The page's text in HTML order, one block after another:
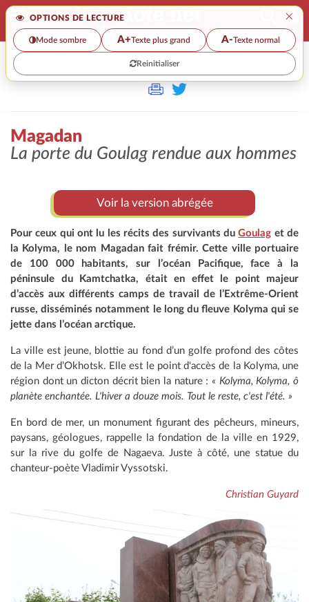
OPTIONS DE LECTURE ×
Mode sombre A+Texte plus grand A-Texte normal
Reinitialiser
>
Magadan
La porte du Goulag rendue aux hommes
Voir la version abrégée
Pour ceux qui ont lu les récits des survivants duGoulag et de
la Kolyma, le nom Magadan fait frémir. Cette ville portuaire
de 100 000 habitants, sur l’océan Pacifique, face à la
péninsule du Kamtchatka, était en effet le point majeur
d’accès aux différents camps de travail de l’Extrême-Orient
russe, disséminés notamment le long du fleuve Kolyma qui se
jette dans l’océan arctique.
La ville est jeune, blottie au fond d’un golfe profond des côtes
de la Mer d’Okhotsk. Elle est le point d'accès de la Kolyma, une
région dont un dicton décrit bien la nature : « Kolyma, Kolyma, ô
planète enchantée. L'hiver a douze mois. Tout le reste, c'est l'été. »
En bord de mer, un monument figurant des pêcheurs, mineurs,
paysans, géologues, rappelle la fondation de la ville en 1929,
sur la rive du golfe de Nagaeva. Juste à côté, une statue du
chanteur-poète Vladimir Vyssotski.
Christian Guyard